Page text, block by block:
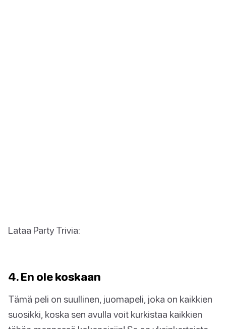
Lataa Party Trivia:
4. En ole koskaan
Tämä peli on suullinen, juomapeli, joka on kaikkien
suosikki, koska sen avulla voit kurkistaa kaikkien